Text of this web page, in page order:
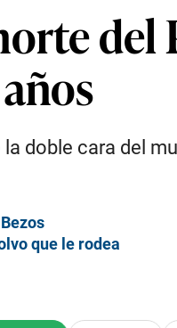
doble cara del
que le rodea